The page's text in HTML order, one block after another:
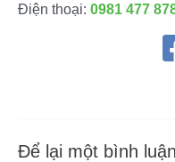
Điện thoại: 0981 477
Để lại một bình luận